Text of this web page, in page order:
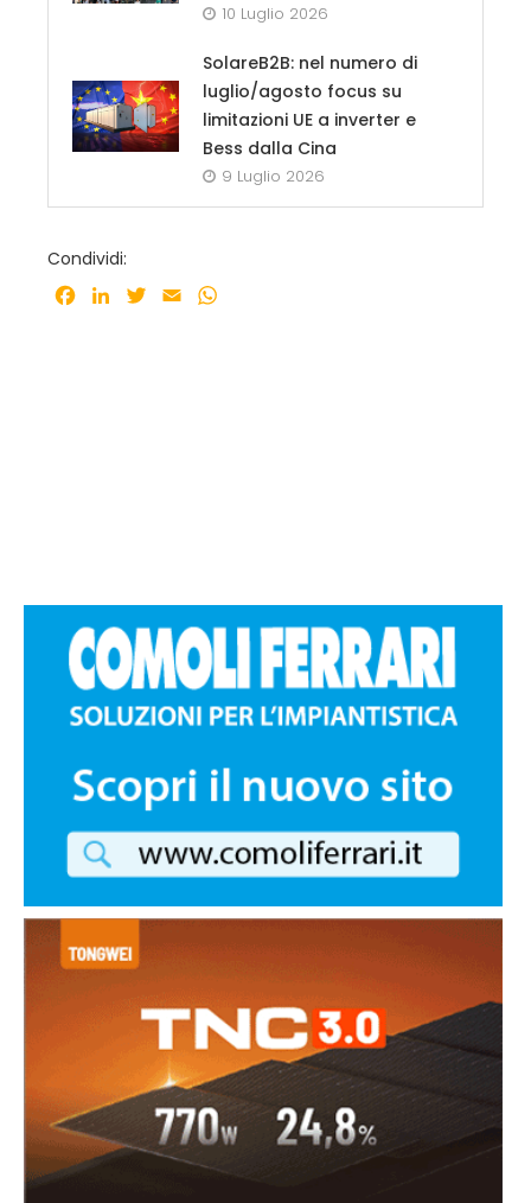
10 Luglio 2026
SolareB2B: nel numero di
luglio/agosto focus su
limitazioni UE a inverter e
Bess dalla Cina
9 Luglio 2026
Condividi:
Facebook
LinkedInTwitter
Email